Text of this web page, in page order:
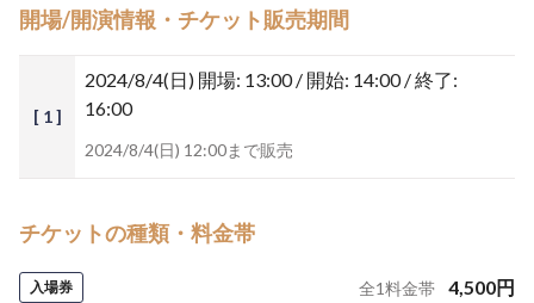
開場/開演情報・チケット販売期間
[ 1 ]
2024/8/4(日) 開場: 13:00 / 開始: 14:00 / 終了:
16:00
2024/8/4(日) 12:00まで販売
チケットの種類・料金帯
入場券 全1料金帯 4,500円